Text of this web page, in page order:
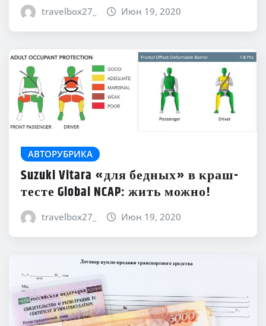
travelbox27_ Июн 19, 2020
АВТОРУБРИКА
Suzuki Vitara «для бедных» в краш-
тесте Global NCAP: жить можно!
travelbox27_ Июн 19, 2020